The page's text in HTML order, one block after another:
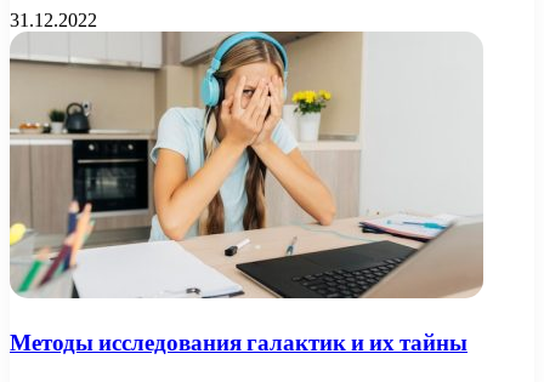
31.12.2022
Методы исследования галактик и их тайны